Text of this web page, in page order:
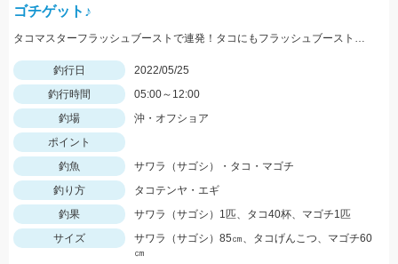
ゴチゲット♪
タコマスターフラッシュブーストで連発！タコにもフラッシュブーストが効きます！！
釣行日
2022/05/25
釣行時間
05:00～12:00
釣場
沖・オフショア
ポイント
釣魚
サワラ（サゴシ）・タコ・マゴチ
釣り方
タコテンヤ・エギ
釣果
サワラ（サゴシ）1匹、タコ40杯、マゴチ1匹
サイズ
サワラ（サゴシ）85㎝、タコげんこつ、マゴチ60
㎝